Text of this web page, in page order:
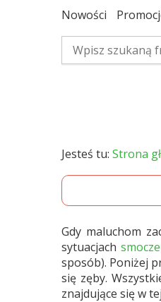
Nowości
Jesteś tu: Strona
Gdy maluchom
sytuacjach
sposób). Poniżej
się zęby.
znajdujące się w